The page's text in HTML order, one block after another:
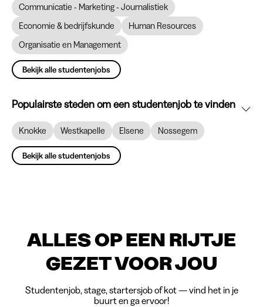
Communicatie - Marketing - Journalistiek
Economie & bedrijfskunde
Human Resources
Organisatie en Management
Bekijk alle studentenjobs
Populairste steden om een studentenjob te vinden
Knokke Westkapelle Elsene Nossegem
Bekijk alle studentenjobs
ALLES OP EEN RIJTJE
GEZET VOOR JOU
Studentenjob, stage, startersjob of kot — vind het in je
buurt en ga ervoor!